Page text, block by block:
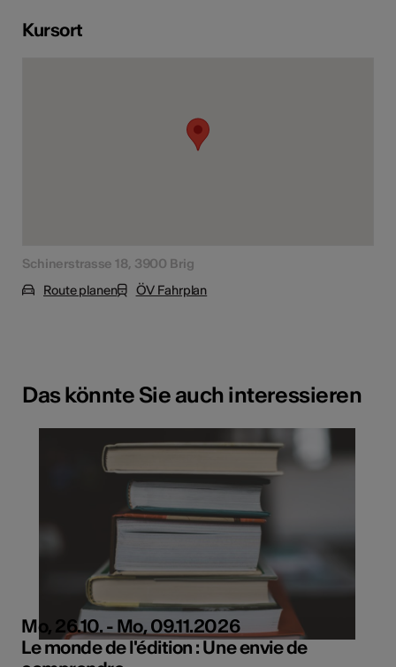
Kursort
Schinerstrasse 18, 3900 Brig
Route planen
ÖV Fahrplan
Das könnte Sie auch interessieren
Mo, 26.10. - Mo, 09.11.2026
Le monde de l'édition : Une envie de